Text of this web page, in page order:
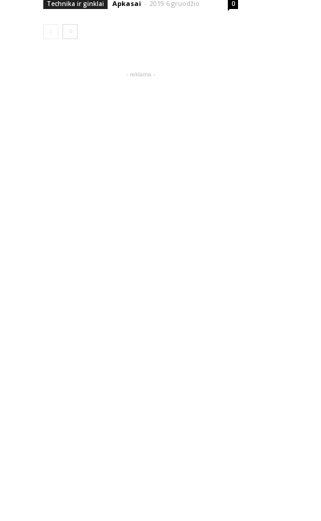
Technika ir ginklai Apkasai - 2019 6 gruodžio 0
- reklama -